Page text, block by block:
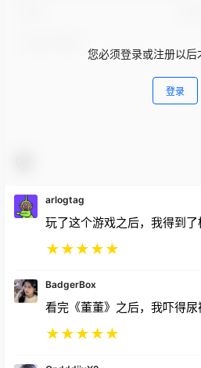
您必须登录或注册以后
登录
arlogtag
玩了这个游戏之后，我得到了
★★★★★
BadgerBox
看完《董董》之后，我吓得尿
★★★★★